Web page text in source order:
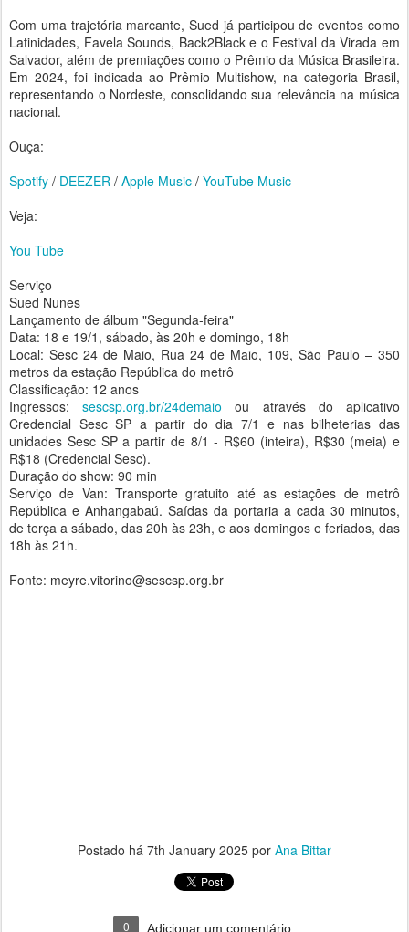
Com uma trajetória marcante, Sued já participou de eventos como
Latinidades, Favela Sounds, Back2Black e o Festival da Virada em
Salvador, além de premiações como o Prêmio da Música Brasileira.
Em 2024, foi indicada ao Prêmio Multishow, na categoria Brasil,
representando o Nordeste, consolidando sua relevância na música
nacional.
Ouça:
Spotify / DEEZER / Apple Music / YouTube Music
Veja:
You Tube
Serviço
Sued Nunes
Lançamento de álbum "Segunda-feira"
Data: 18 e 19/1, sábado, às 20h e domingo, 18h
Local: Sesc 24 de Maio, Rua 24 de Maio, 109, São Paulo – 350
metros da estação República do metrô
Classificação: 12 anos
Ingressos:sescsp.org.br/24demaio ou através do aplicativo
Credencial Sesc SP a partir do dia 7/1 e nas bilheterias das
unidades Sesc SP a partir de 8/1 - R$60 (inteira), R$30 (meia) e
R$18 (Credencial Sesc).
Duração do show: 90 min
Serviço de Van: Transporte gratuito até as estações de metrô
República e Anhangabaú. Saídas da portaria a cada 30 minutos,
de terça a sábado, das 20h às 23h, e aos domingos e feriados, das
18h às 21h.
Fonte: meyre.vitorino@sescsp.org.br
Postado há 7th January 2025 por Ana Bittar
0 Adicionar um comentário